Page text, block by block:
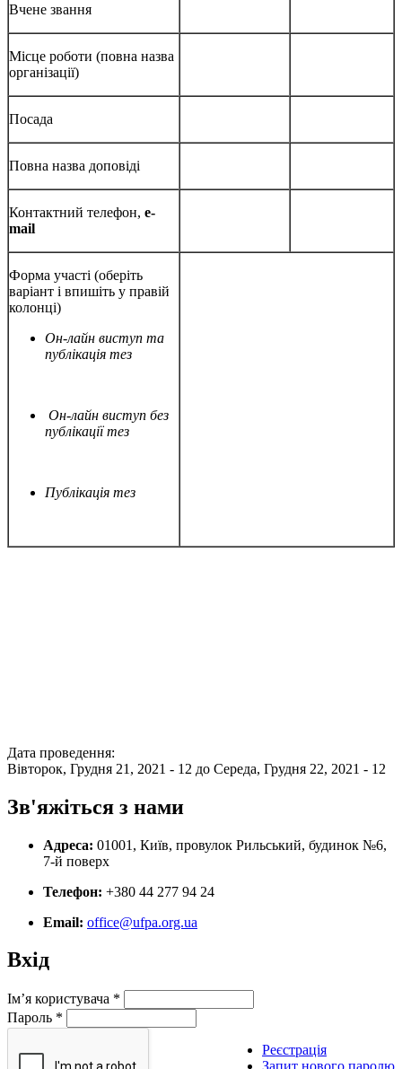
Вчене звання
Місце роботи (повна назва
організації)
Посада
Повна назва доповіді
Контактний телефон, е-
mail
Форма участі (оберіть
варіант і впишіть у правій
колонці)
Он-лайн виступ та
публікація тез
Он-лайн виступ без
публікації тез
Публікація тез
Дата проведення:
Вівторок, Грудня 21, 2021 - 12 до Середа, Грудня 22, 2021 - 12
Зв'яжіться з нами
Адреса: 01001, Київ, провулок Рильський, будинок №6,
7-й поверх
Телефон: +380 44 277 94 24
Email: office@ufpa.org.ua
Вхід
Ім’я користувача *
Пароль *
Реєстрація